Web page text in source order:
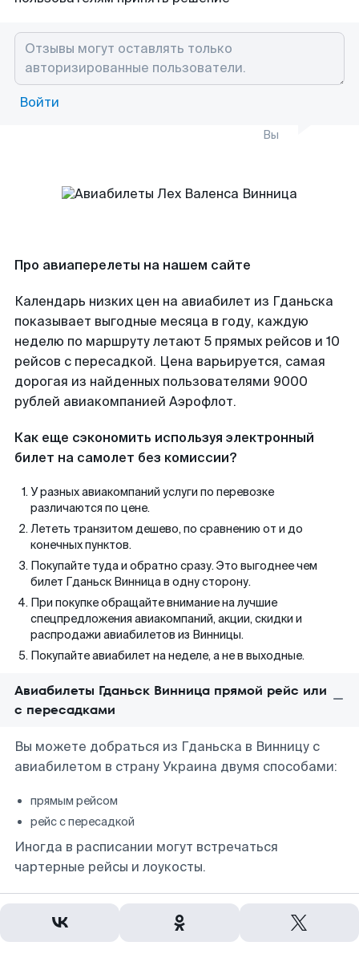
Войти
Вы
Про авиаперелеты на нашем сайте
Календарь низких цен на авиабилет из Гданьска
показывает выгодные месяца в году, каждую
неделю по маршруту летают 5 прямых рейсов и 10
рейсов с пересадкой. Цена варьируется, самая
дорогая из найденных пользователями 9000
рублей авиакомпанией Аэрофлот.
Как еще сэкономить используя электронный
билет на самолет без комиссии?
У разных авиакомпаний услуги по перевозке
различаются по цене.
Лететь транзитом дешево, по сравнению от и до
конечных пунктов.
Покупайте туда и обратно сразу. Это выгоднее чем
билет Гданьск Винница в одну сторону.
При покупке обращайте внимание на лучшие
спецпредложения авиакомпаний, акции, скидки и
распродажи авиабилетов из Винницы.
Покупайте авиабилет на неделе, а не в выходные.
Авиабилеты Гданьск Винница прямой рейс или
с пересадками
Вы можете добраться из Гданьска в Винницу с
авиабилетом в страну Украина двумя способами:
прямым рейсом
рейс с пересадкой
Иногда в расписании могут встречаться
чартерные рейсы и лоукосты.